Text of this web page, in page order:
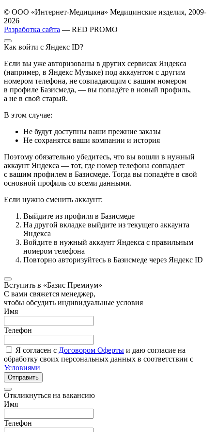
© ООО «Интернет-Медицина» Медицинские изделия, 2009-
2026
Разработка сайта — RED PROMO
Как войти с Яндекс ID?
Если вы уже авторизованы в других сервисах Яндекса
(например, в Яндекс Музыке) под аккаунтом с другим
номером телефона, не совпадающим с вашим номером
в профиле Базисмеда, — вы попадёте в новый профиль,
а не в свой старый.
В этом случае:
Не будут доступны ваши прежние заказы
Не сохранятся ваши компании и история
Поэтому обязательно убедитесь, что вы вошли в нужный
аккаунт Яндекса — тот, где номер телефона совпадает
с вашим профилем в Базисмеде. Тогда вы попадёте в свой
основной профиль со всеми данными.
Если нужно сменить аккаунт:
Выйдите из профиля в Базисмеде
На другой вкладке выйдите из текущего аккаунта
Яндекса
Войдите в нужный аккаунт Яндекса с правильным
номером телефона
Повторно авторизуйтесь в Базисмеде через Яндекс ID
Вступить в «Базис Премиум»
С вами свяжется менеджер,
чтобы обсудить индивидуальные условия
Имя
Телефон
Я согласен с Договором Оферты и даю согласие на
обработку своих персональных данных в соответствии с
Условиями
Отправить
Откликнуться на вакансию
Имя
Телефон